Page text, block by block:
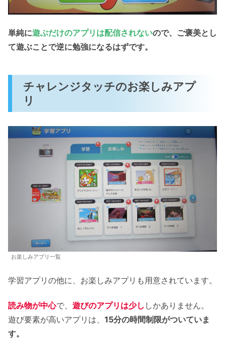
単純に遊ぶだけのアプリは配信されないので、ご褒美とし
て遊ぶことで逆に勉強になるはずです。
チャレンジタッチのお楽しみアプ
リ
お楽しみアプリ一覧
学習アプリの他に、お楽しみアプリも用意されています。
読み物が中心で、 遊びのアプリは少し しかありません。
遊び要素が高いアプリは、 15分の時間制限がついていま
す。